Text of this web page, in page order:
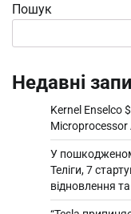
Пошук
Недавні
Kernel Enselco
У
Теліги, 7
відновлення